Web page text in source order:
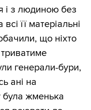
і з людиною без
її матеріальні
що ніхто
генерали-бури,
ані на
була жменька